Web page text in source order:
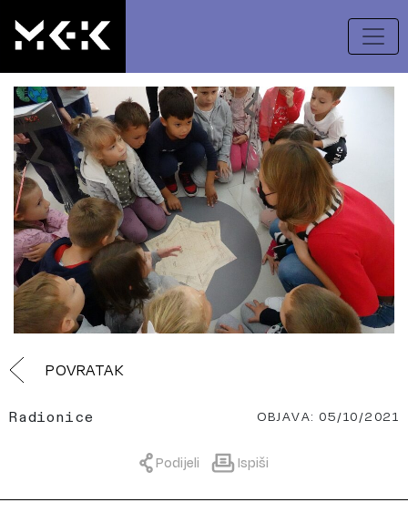
POVRATAK
Radionice OBJAVA: 05/10/2021
Podijeli Ispiši